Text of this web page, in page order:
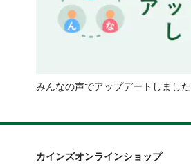
みんなの声でアップデートしました
カインズオンラインショップ